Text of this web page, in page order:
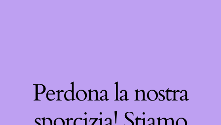
Perdona la nostra